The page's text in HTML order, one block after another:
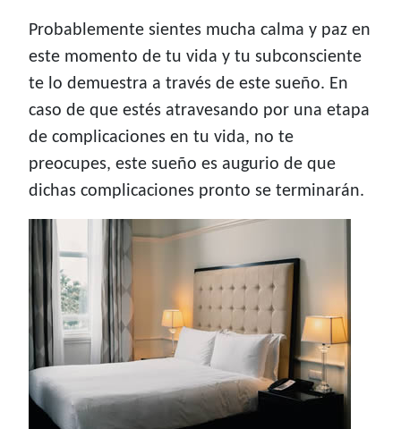
Probablemente sientes mucha calma y paz en
este momento de tu vida y tu subconsciente
te lo demuestra a través de este sueño. En
caso de que estés atravesando por una etapa
de complicaciones en tu vida, no te
preocupes, este sueño es augurio de que
dichas complicaciones pronto se terminarán.